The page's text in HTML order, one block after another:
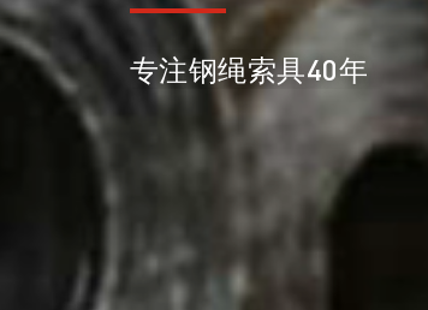
专注钢绳索具40年